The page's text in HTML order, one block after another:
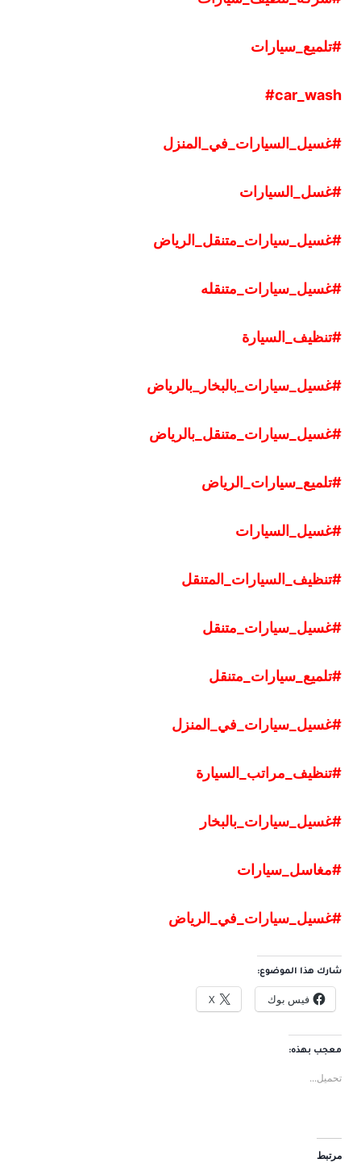
#تلميع سيارات
car wash
#
#غسيل السيارات في المنزل
#غسل السيارات
#غسيل سيارات متنقل الرياض
#غسيل سيارات متنقله
#تنظيف السيارة
#غسيل سيارات بالبخار بالرياض
#غسيل سيارات متنقل بالرياض
#تلميع سيارات الرياض
#غسيل السيارات
#تنظيف السيارات المتنقل
#غسيل سيارات متنقل
#تلميع سيارات متنقل
#غسيل سيارات في المنزل
#تنظيف مراتب السيارة
#غسيل سيارات بالبخار
#مغاسل سيارات
#غسيل سيارات في الرياض
شارك هذا الموضوع:
فيس بوك X
معجب بهذه:
تحميل...
مرتبط